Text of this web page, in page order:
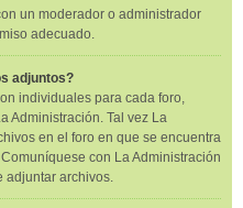
un moderador o administrador
adecuado.
adjuntos?
individuales para cada foro,
Administración. Tal vez La
en el foro en que se encuentra
con La Administración
adjuntar archivos.